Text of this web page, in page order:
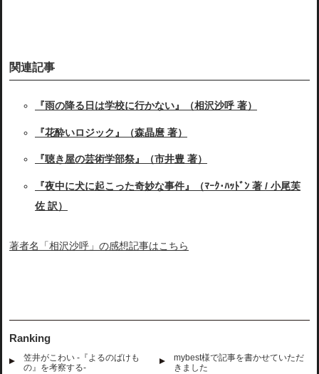
関連記事
『雨の降る日は学校に行かない』（相沢沙呼 著）
『花酔いロジック』（森晶麿 著）
『聴き屋の芸術学部祭』（市井豊 著）
『夜中に犬に起こった奇妙な事件』（ﾏｰｸ･ﾊｯﾄﾞﾝ 著 / 小尾芙
佐 訳）
著者名「相沢沙呼」の感想記事はこちら
Ranking
笠井がこわい -『よるのばけも
の』を考察する-
mybest様で記事を書かせていただ
きました